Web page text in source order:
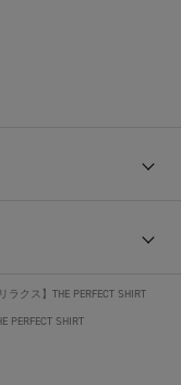
ラクス】THE PERFECT SHIRT
PERFECT SHIRT